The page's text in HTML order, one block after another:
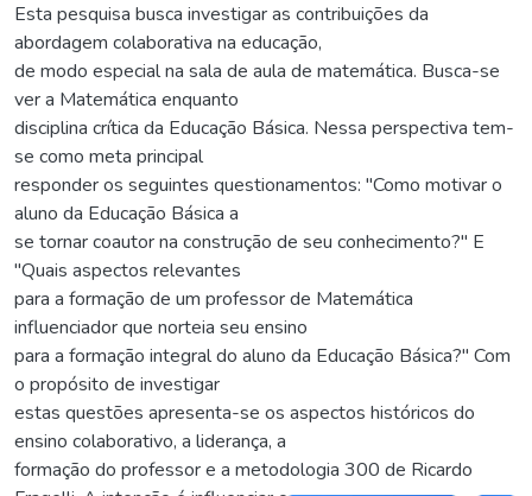
Esta pesquisa busca investigar as contribuições da
abordagem colaborativa na educação,
de modo especial na sala de aula de matemática. Busca-se
ver a Matemática enquanto
disciplina crítica da Educação Básica. Nessa perspectiva tem-
se como meta principal
responder os seguintes questionamentos: "Como motivar o
aluno da Educação Básica a
se tornar coautor na construção de seu conhecimento?" E
"Quais aspectos relevantes
para a formação de um professor de Matemática
influenciador que norteia seu ensino
para a formação integral do aluno da Educação Básica?" Com
o propósito de investigar
estas questões apresenta-se os aspectos históricos do
ensino colaborativo, a liderança, a
formação do professor e a metodologia 300 de Ricardo